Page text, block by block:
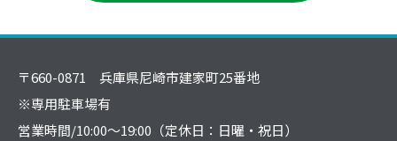
〒660-0871 兵庫県尼崎市建家町25番地
※専用駐車場有
営業時間/10:00～19:00（定休日：日曜・祝日）